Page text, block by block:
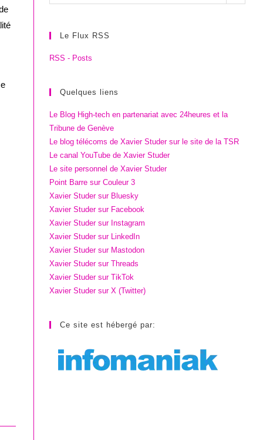
archives
Le Flux RSS
RSS - Posts
Quelques liens
Le Blog High-tech en partenariat avec 24heures et la
Tribune de Genève
Le blog télécoms de Xavier Studer sur le site de la TSR
Le canal YouTube de Xavier Studer
Le site personnel de Xavier Studer
Point Barre sur Couleur 3
Xavier Studer sur Bluesky
Xavier Studer sur Facebook
Xavier Studer sur Instagram
Xavier Studer sur LinkedIn
Xavier Studer sur Mastodon
Xavier Studer sur Threads
Xavier Studer sur TikTok
Xavier Studer sur X (Twitter)
Ce site est hébergé par: